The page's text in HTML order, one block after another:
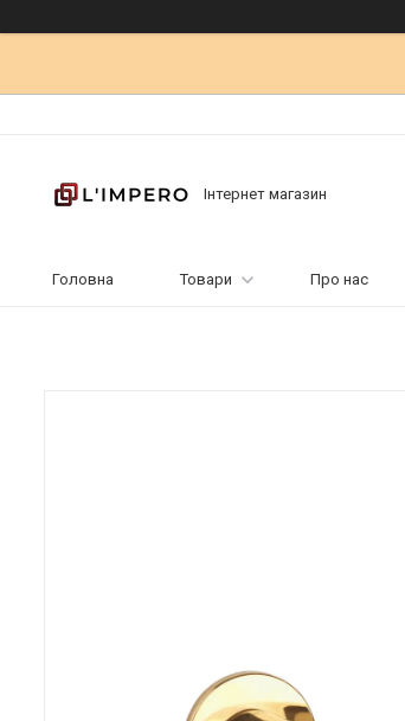
Інтернет магазин
Головна Товари Про нас